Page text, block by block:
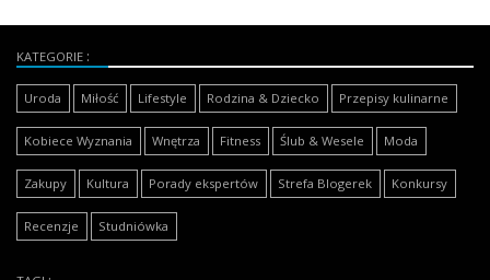
KATEGORIE
Uroda Miłość Lifestyle Rodzina & Dziecko Przepisy kulinarne
Kobiece Wyznania Wnętrza Fitness Ślub & Wesele Moda
Zakupy Kultura Porady ekspertów Strefa Blogerek Konkursy
Recenzje Studniówka